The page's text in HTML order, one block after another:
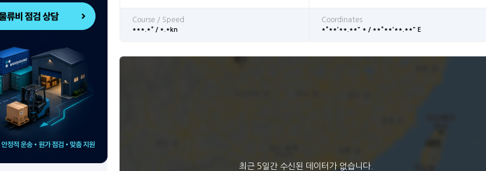
Course / Speed
***.*° / *.*kn
Coordinates
*°**'**.**" * / **°**'**.**" E
최근 5일간 수신된 데이터가 없습니다.